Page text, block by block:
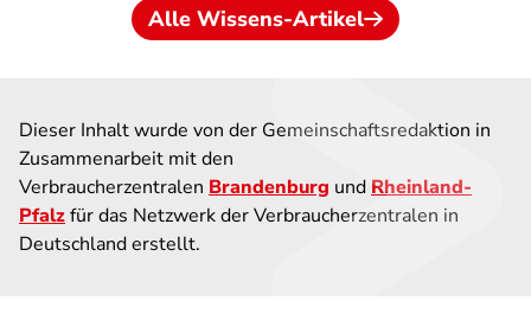
Alle Wissens-Artikel
Dieser Inhalt wurde von der Gemeinschaftsredaktion in
Zusammenarbeit mit den
Verbraucherzentralen Brandenburg und Rheinland-
Pfalzfür das Netzwerk der Verbraucherzentralen in
Deutschland erstellt.